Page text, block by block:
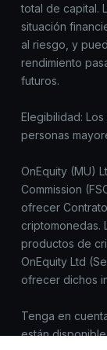
total de capital.
situación
al riesgo, y
rendimiento
futuros.
Elegibilidad:
personas
OnEquity (MU)
Commission
ofrecer
criptomonedas.
productos de
OnEquity Ltd
ofrecer dichos
Tenga en
están